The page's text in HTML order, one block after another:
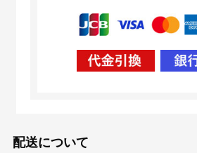
配送について